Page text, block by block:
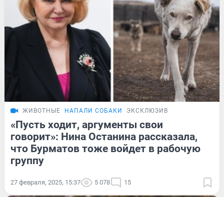
ЖИВОТНЫЕ НАПАЛИ СОБАКИ ЭКСКЛЮЗИВ
«Пусть ходит, аргументы свои
говорит»: Нина Останина рассказала,
что Бурматов тоже войдет в рабочую
группу
27 февраля, 2025, 15:37 5 078 15